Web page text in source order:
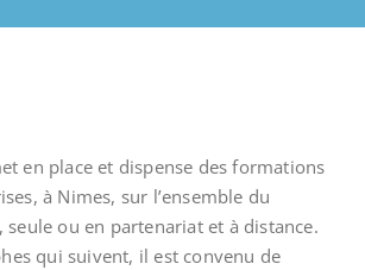
en place et dispense des formations
à Nimes, sur l’ensemble du
ou en partenariat et à distance.
qui suivent, il est convenu de